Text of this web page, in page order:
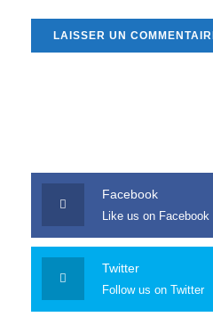
Facebook
Like us on Facebook
Twitter
Follow us on Twitter